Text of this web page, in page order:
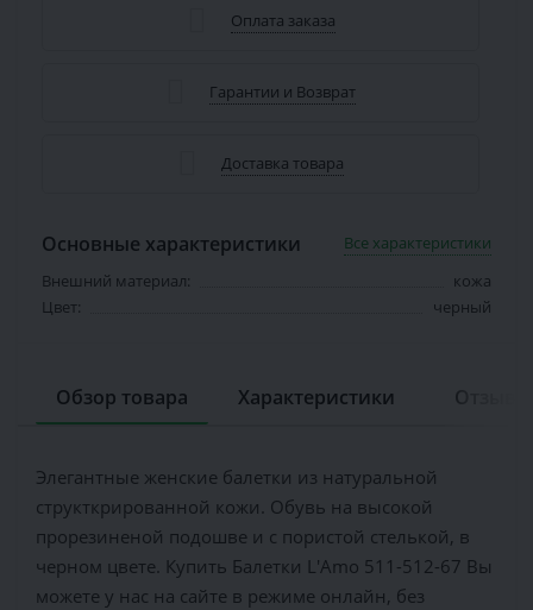
Оплата заказа
Гарантии и Возврат
Доставка товара
Основные характеристики
Все характеристики
Внешний материал:
кожа
Цвет:
черный
Обзор товара Характеристики
Элегантные женские балетки из натуральной
структкрированной кожи. Обувь на высокой
прорезиненой подошве и с пористой стелькой, в
черном цвете. Купить Балетки L'Amo 511-512-67 Вы
можете у нас на сайте в режиме онлайн, без